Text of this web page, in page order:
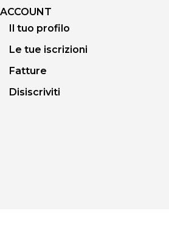
ACCOUNT
Il tuo profilo
Le tue iscrizioni
Fatture
Disiscriviti